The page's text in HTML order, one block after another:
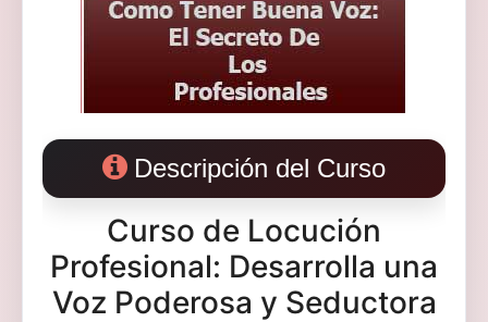
Descripción del Curso
Curso de Locución
Profesional: Desarrolla una
Voz Poderosa y Seductora